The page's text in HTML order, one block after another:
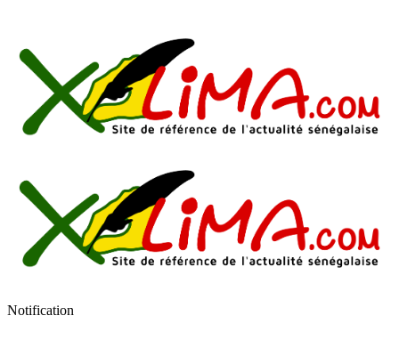
Notification